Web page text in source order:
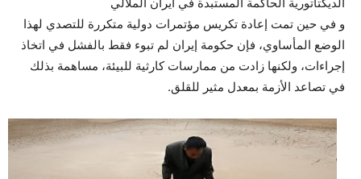
و في حين تمت إعادة تكريس مؤتمرات دولية متكررة للتصدي لهذا
الوضع المأساوي، فإن حكومة إيران لم تبوء فقط بالفشل في اتخاذ
إجراءات، ولكنها زادت من ممارسات كارثية للبيئة، مساهمة بذلك
في تصاعد الأزمة بمعدل مثير للقلق.